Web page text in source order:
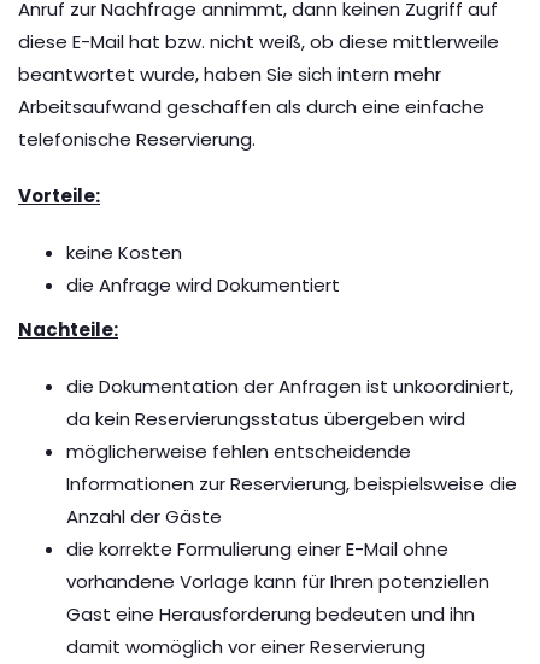
Anruf zur Nachfrage annimmt, dann keinen Zugriff auf
diese E-Mail hat bzw. nicht weiß, ob diese mittlerweile
beantwortet wurde, haben Sie sich intern mehr
Arbeitsaufwand geschaffen als durch eine einfache
telefonische Reservierung.
Vorteile:
keine Kosten
die Anfrage wird Dokumentiert
Nachteile:
die Dokumentation der Anfragen ist unkoordiniert,
da kein Reservierungsstatus übergeben wird
möglicherweise fehlen entscheidende
Informationen zur Reservierung, beispielsweise die
Anzahl der Gäste
die korrekte Formulierung einer E-Mail ohne
vorhandene Vorlage kann für Ihren potenziellen
Gast eine Herausforderung bedeuten und ihn
damit womöglich vor einer Reservierung